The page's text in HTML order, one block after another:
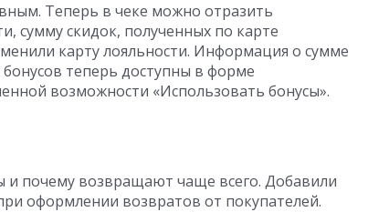
Теперь в чеке можно отразить
сумму скидок, полученных по карте
карту лояльности. Информация о сумме
теперь доступны в форме
возможности «Использовать бонусы».
и почему возвращают чаще всего. Добавили
оформлении возвратов от покупателей.